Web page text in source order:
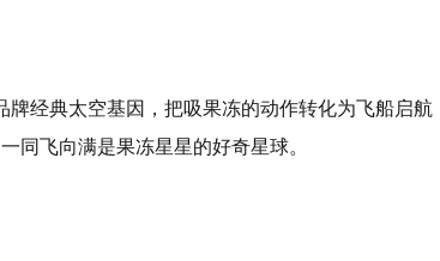
经典太空基因，把吸果冻的动作转化为飞船启航
同飞向满是果冻星星的好奇星球。